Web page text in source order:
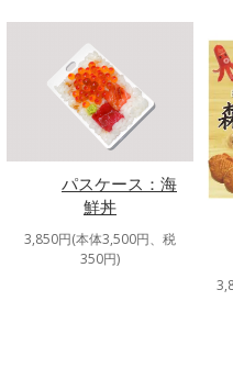
パスケース：海
鮮丼
3,850円(本体3,500円、税
350円)